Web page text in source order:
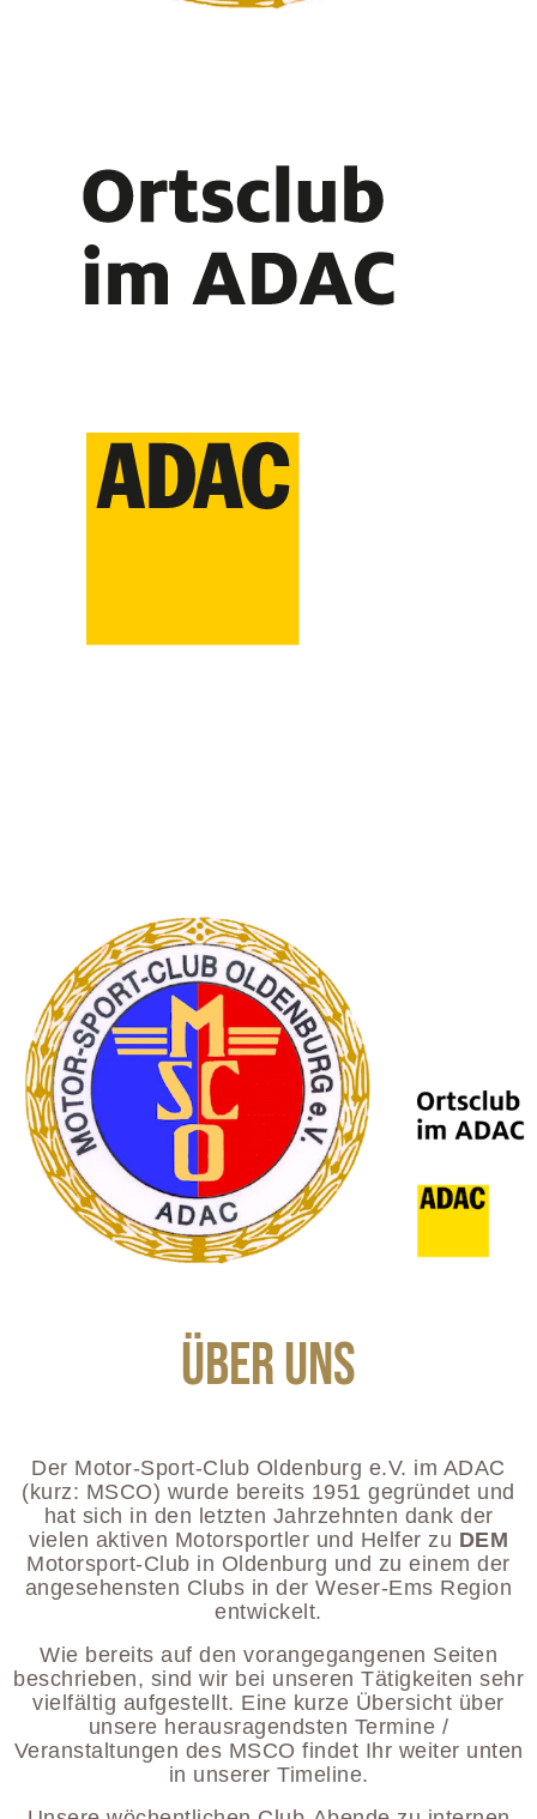
Über uns
Der Motor-Sport-Club Oldenburg e.V. im ADAC
(kurz: MSCO) wurde bereits 1951 gegründet und
hat sich in den letzten Jahrzehnten dank der
vielen aktiven Motorsportler und Helfer zu DEM
Motorsport-Club in Oldenburg und zu einem der
angesehensten Clubs in der Weser-Ems Region
entwickelt.
Wie bereits auf den vorangegangenen Seiten
beschrieben, sind wir bei unseren Tätigkeiten sehr
vielfältig aufgestellt. Eine kurze Übersicht über
unsere herausragendsten Termine /
Veranstaltungen des MSCO findet Ihr weiter unten
in unserer Timeline.